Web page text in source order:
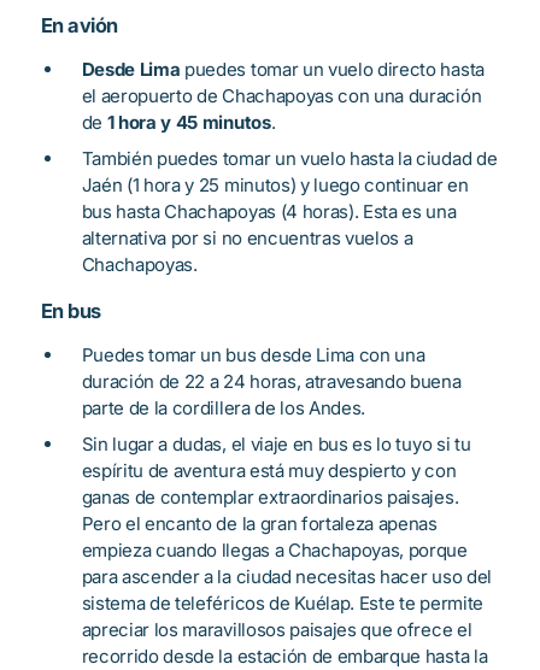
En avión
Desde Lima puedes tomar un vuelo directo hasta
el aeropuerto de Chachapoyas con una duración
de 1 hora y 45 minutos.
También puedes tomar un vuelo hasta la ciudad de
Jaén (1 hora y 25 minutos) y luego continuar en
bus hasta Chachapoyas (4 horas). Esta es una
alternativa por si no encuentras vuelos a
Chachapoyas.
En bus
Puedes tomar un bus desde Lima con una
duración de 22 a 24 horas, atravesando buena
parte de la cordillera de los Andes.
Sin lugar a dudas, el viaje en bus es lo tuyo si tu
espíritu de aventura está muy despierto y con
ganas de contemplar extraordinarios paisajes.
Pero el encanto de la gran fortaleza apenas
empieza cuando llegas a Chachapoyas, porque
para ascender a la ciudad necesitas hacer uso del
sistema de teleféricos de Kuélap. Este te permite
apreciar los maravillosos paisajes que ofrece el
recorrido desde la estación de embarque hasta la